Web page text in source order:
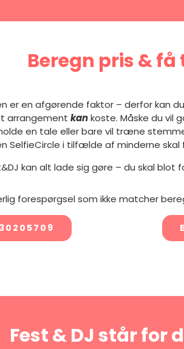
Beregn pris &
er en afgørende faktor – derfor kan
arrangementkankoste. Måske du vil
en tale eller bare vil træne
SelfieCircle i tilfælde af minderne
kan alt lade sig gøre – du skal blot
forespørgsel som ikke matcher
Fest & DJ står for